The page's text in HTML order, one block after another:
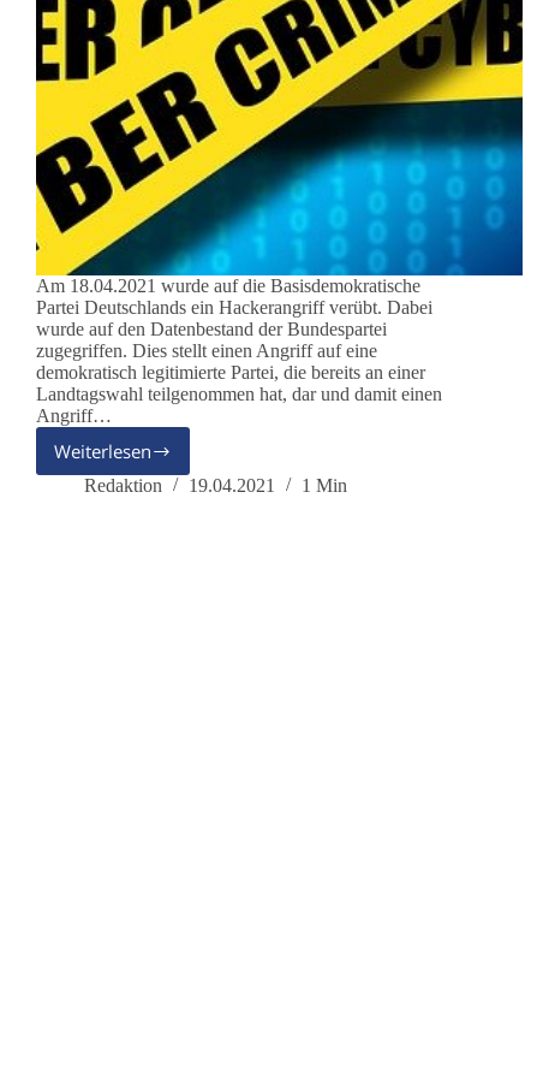
Am 18.04.2021 wurde auf die Basisdemokratische
Partei Deutschlands ein Hackerangriff verübt. Dabei
wurde auf den Datenbestand der Bundespartei
zugegriffen. Dies stellt einen Angriff auf eine
demokratisch legitimierte Partei, die bereits an einer
Landtagswahl teilgenommen hat, dar und damit einen
Angriff…
WeiterlesenStellungnahme
der
Redaktion 19.04.2021 1 Min